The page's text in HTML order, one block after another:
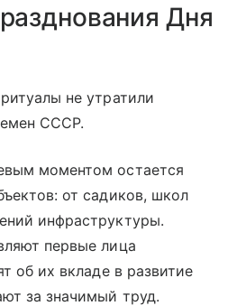
Дня
не утратили
СССР.
моментом остается
от садиков, школ
инфраструктуры.
первые лица
об их вкладе в развитие
за значимый труд.